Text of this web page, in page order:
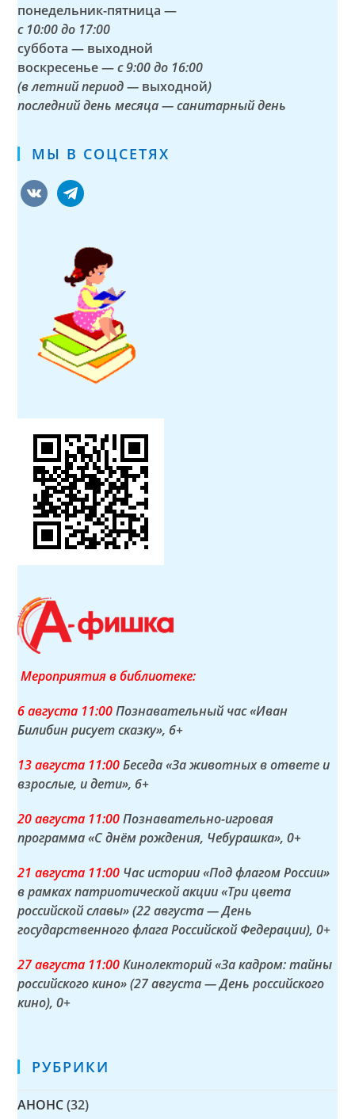
понедельник-пятница —
с 10:00 до 17:00
суббота — выходной
воскресенье —с 9:00 до 16:00
(в летний период — выходной)
последний день месяца — санитарный день
МЫ В СОЦСЕТЯХ
vkontaktetelegram
Мероприятия в библиотеке:
6 августа 11:00Познавательный час «Иван
Билибин рисует сказку», 6+
13 августа 11:00Беседа «За животных в ответе и
взрослые, и дети», 6+
20 августа 11:00Познавательно-игровая
программа «С днём рождения, Чебурашка», 0+
21 августа 11:00 Час истории «Под флагом России»
в рамках патриотической акции «Три цвета
российской славы» (22 августа — День
государственного флага Российской Федерации), 0+
27 августа 11:00Кинолекторий «За кадром: тайны
российского кино» (27 августа — День российского
кино), 0+
РУБРИКИ
АНОНС (32)